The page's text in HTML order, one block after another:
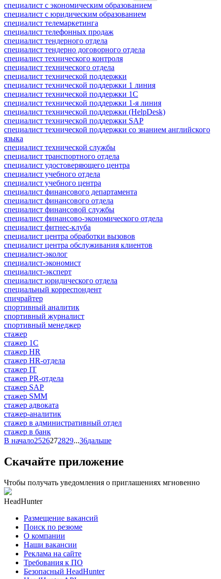
специалист с экономическим образованием
специалист с юридическим образованием
специалист телемаркетинга
специалист телефонных продаж
специалист тендерного отдела
специалист тендерно договорного отдела
специалист технического контроля
специалист технического отдела
специалист технической поддержки
специалист технической поддержки 1 линия
специалист технической поддержки 1С
специалист технической поддержки 1-я линия
специалист технической поддержки (HelpDesk)
специалист технической поддержки SAP
специалист технической поддержки со знанием английского
языка
специалист технической службы
специалист транспортного отдела
специалист удостоверяющего центра
специалист учебного отдела
специалист учебного центра
специалист финансового департамента
специалист финансового отдела
специалист финансовой службы
специалист финансово-экономического отдела
специалист фитнес-клуба
специалист центра обработки вызовов
специалист центра обслуживания клиентов
специалист-эколог
специалист-экономист
специалист-эксперт
специалист юридического отдела
специальный корреспондент
спичрайтер
спортивный аналитик
спортивный журналист
спортивный менеджер
стажер
стажер 1С
стажер HR
стажер HR-отдела
стажер IT
стажер PR-отдела
стажер SAP
стажер SMM
стажер адвоката
стажер-аналитик
стажер в административный отдел
стажер в банк
В начало2526272829...36дальше
Скачайте приложение
Чтобы получать уведомления о приглашениях мгновенно
HeadHunter
Размещение вакансий
Поиск по резюме
О компании
Наши вакансии
Реклама на сайте
Требования к ПО
Безопасный HeadHunter